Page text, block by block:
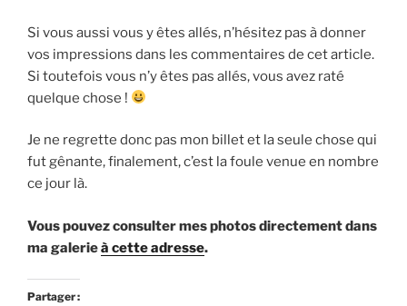
Si vous aussi vous y êtes allés, n’hésitez pas à donner
vos impressions dans les commentaires de cet article.
Si toutefois vous n’y êtes pas allés, vous avez raté
quelque chose !
Je ne regrette donc pas mon billet et la seule chose qui
fut gênante, finalement, c’est la foule venue en nombre
ce jour là.
Vous pouvez consulter mes photos directement dans
ma galerieà cette adresse.
Partager :